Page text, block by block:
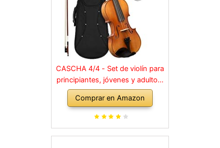
CASCHA 4/4 - Set de violín para
principiantes, jóvenes y adultos,
violín macizo con arco, colofonia,
cuerdas de repuesto, soporte
para hombro, maletín, abeto
Comprar en Amazon